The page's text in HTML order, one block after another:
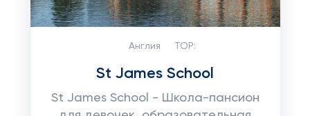
Англия TOP:
St James School
St James School - Школа-пансион